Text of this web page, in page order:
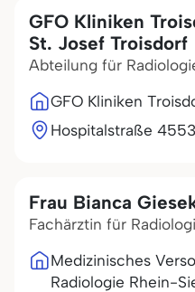
GFO Kliniken
St. Josef Troisdorf
Abteilung für
GFO Kliniken
Hospitalstraße 45
Frau Bianca
Fachärztin für
Medizinisches
Radiologie Rhein-